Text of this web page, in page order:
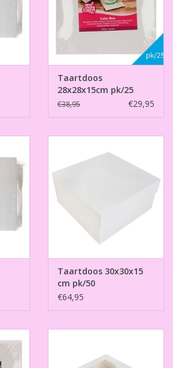
Taartdoos
28x28x15cm pk/25
€38,95 €29,95
Taartdoos 30x30x15
cm pk/50
€64,95